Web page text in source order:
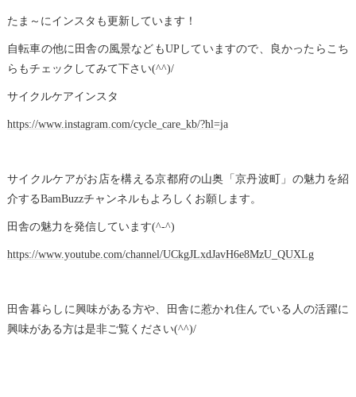
たま～にインスタも更新しています！
自転車の他に田舎の風景などもUPしていますので、良かったらこち
らもチェックしてみて下さい(^^)/
サイクルケアインスタ
https://www.instagram.com/cycle_care_kb/?hl=ja
サイクルケアがお店を構える京都府の山奥「京丹波町」の魅力を紹
介するBamBuzzチャンネルもよろしくお願します。
田舎の魅力を発信しています(^-^)
https://www.youtube.com/channel/UCkgJLxdJavH6e8MzU_QUXLg
田舎暮らしに興味がある方や、田舎に惹かれ住んでいる人の活躍に
興味がある方は是非ご覧ください(^^)/